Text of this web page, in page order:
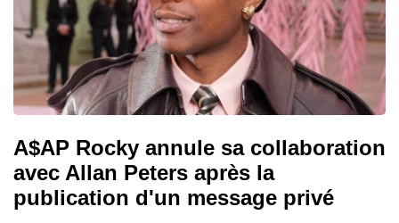
A$AP Rocky annule sa collaboration
avec Allan Peters après la
publication d'un message privé